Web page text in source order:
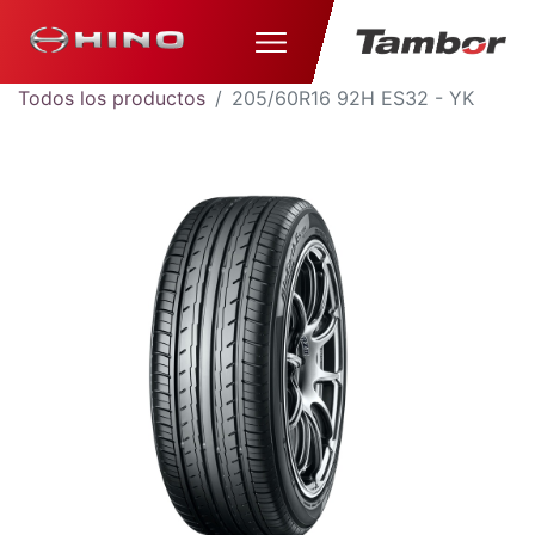
Todos los productos 205/60R16 92H ES32 - YK